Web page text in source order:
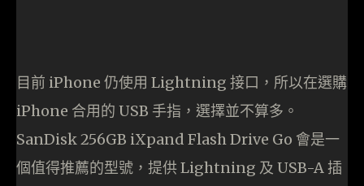
目前 iPhone 仍使用 Lightning 接口，所以在選購
iPhone 合用的 USB 手指，選擇並不算多。
SanDisk 256GB iXpand Flash Drive Go 會是一
個值得推薦的型號，提供 Lightning 及 USB-A 插